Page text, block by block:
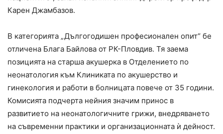
Карен Джамбазов.
В категорията „Дългогодишен професионален опит“ бе
отличена Блага Байлова от РК-Пловдив. Тя заема
позицията на старша акушерка в Отделението по
неонатология към Клиниката по акушерство и
гинекология и работи в болницата повече от 35 години.
Комисията подчерта нейния значим принос в
развитието на неонатологичните грижи, внедряването
на съвременни практики и организационната ѝ дейност.